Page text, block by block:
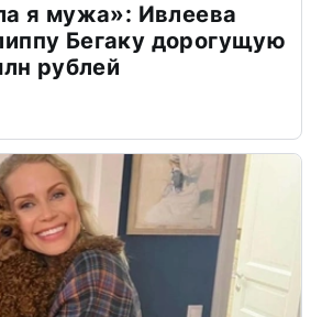
я мужа»: Ивлеева
Бегаку дорогущую
рублей